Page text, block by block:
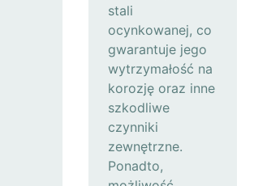
stali
ocynkowanej, co
gwarantuje jego
wytrzymałość na
korozję oraz inne
szkodliwe
czynniki
zewnętrzne.
Ponadto,